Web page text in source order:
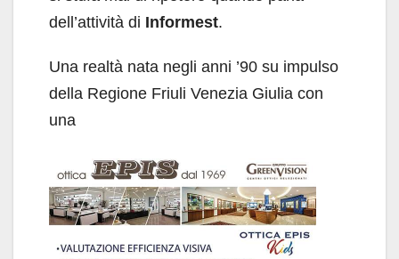
dell’attività di Informest.
Una realtà nata negli anni ’90 su impulso
della Regione Friuli Venezia Giulia con
una